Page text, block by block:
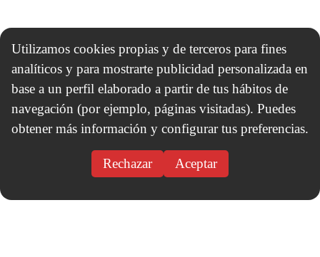
Utilizamos cookies propias y de terceros para fines
analíticos y para mostrarte publicidad personalizada en
base a un perfil elaborado a partir de tus hábitos de
navegación (por ejemplo, páginas visitadas). Puedes
obtener más información y configurar tus preferencias.
Rechazar Aceptar